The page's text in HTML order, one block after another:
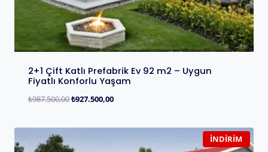
2+1 Çift Katlı Prefabrik Ev 92 m2 – Uygun
Fiyatlı Konforlu Yaşam
₺987.500,00₺927.500,00
İNDIRIM